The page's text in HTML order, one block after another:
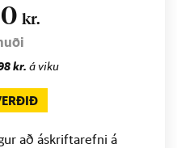
kr.
kr. á viku
að áskriftarefni á